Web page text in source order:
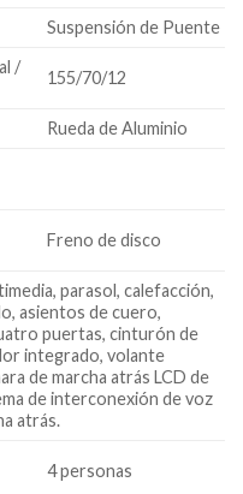
Suspensión de Puente
/
155/70/12
Rueda de Aluminio
Freno de disco
parasol, calefacción,
asientos de cuero,
puertas, cinturón de
integrado, volante
de marcha atrás LCD de
de interconexión de voz
atrás.
4 personas